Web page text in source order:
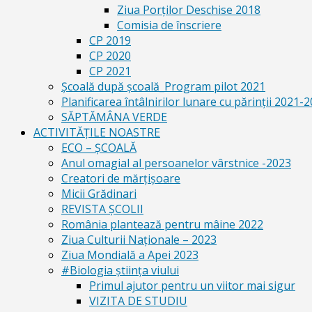
Ziua Porților Deschise 2018
Comisia de înscriere
CP 2019
CP 2020
CP 2021
Școală după școală_Program pilot 2021
Planificarea întâlnirilor lunare cu părinții 2021-
SĂPTĂMÂNA VERDE
ACTIVITĂȚILE NOASTRE
ECO – ŞCOALĂ
Anul omagial al persoanelor vârstnice -2023
Creatori de mărțișoare
Micii Grădinari
REVISTA ŞCOLII
România plantează pentru mâine 2022
Ziua Culturii Naționale – 2023
Ziua Mondială a Apei 2023
#Biologia știința viului
Primul ajutor pentru un viitor mai sigur
VIZITA DE STUDIU